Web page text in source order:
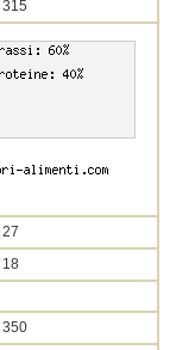
315
27
18
350